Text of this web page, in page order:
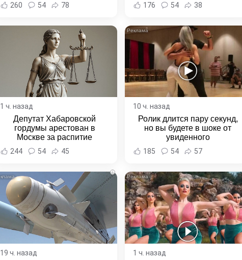
края
260 54 78 176 54 38
1 ч. назад
Депутат Хабаровской
гордумы арестован в
Москве за распитие
алкоголя и неповиновение
полиции - Новости
края
244 54 45
10 ч. назад
Ролик длится пару секунд,
но вы будете в шоке от
увиденного
185 54 57
i
19 ч. назад 1 ч. назад